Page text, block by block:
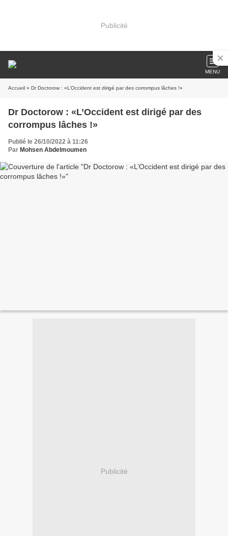
Publicité
MENU
Accueil » Dr Doctorow : «L’Occident est dirigé par des corrompus lâches !»
Dr Doctorow : «L’Occident est dirigé par des
corrompus lâches !»
Publié le 26/10/2022 à 11:26
Par Mohsen Abdelmoumen
Publicité